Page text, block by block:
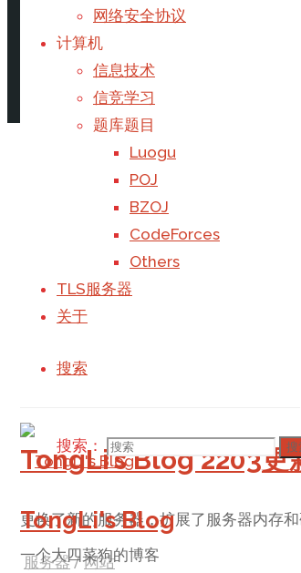
网络安全协议
计算机
信息技术
信竞学习
题库题目
Luogu
POJ
BZOJ
CodeForces
Others
TLS服务器
关于
搜索
搜索： 搜
TongLi's Blog
一个大四菜狗的博客
Galaxy
全机房最弱没有之一！
最易WordPress完整迁
注意：本教程仅适用于基于LNMP环境
信息技术/
TongLi’s Blog 2203更
更换了新的服务器，扩展了服务器内存
服务器/网站